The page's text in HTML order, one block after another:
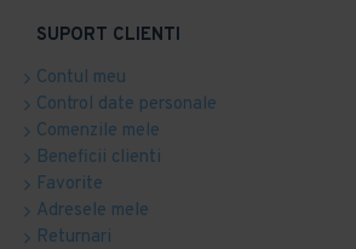
SUPORT CLIENTI
Contul meu
Control date personale
Comenzile mele
Beneficii clienti
Favorite
Adresele mele
Returnari